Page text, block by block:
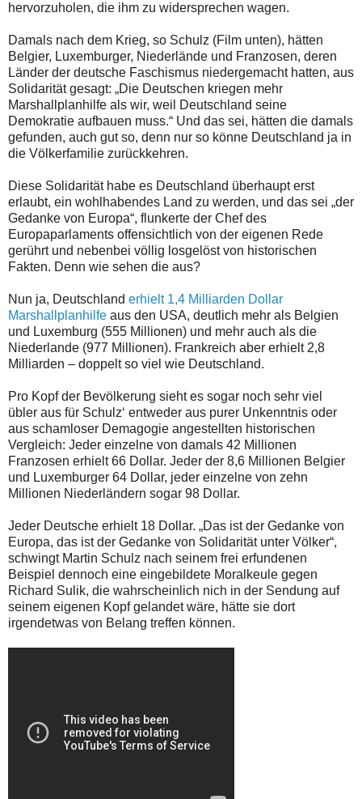
hervorzuholen, die ihm zu widersprechen wagen.
Damals nach dem Krieg, so Schulz (Film unten), hätten
Belgier, Luxemburger, Niederlände und Franzosen, deren
Länder der deutsche Faschismus niedergemacht hatten, aus
Solidarität gesagt: „Die Deutschen kriegen mehr
Marshallplanhilfe als wir, weil Deutschland seine
Demokratie aufbauen muss.“ Und das sei, hätten die damals
gefunden, auch gut so, denn nur so könne Deutschland ja in
die Völkerfamilie zurückkehren.
Diese Solidarität habe es Deutschland überhaupt erst
erlaubt, ein wohlhabendes Land zu werden, und das sei „der
Gedanke von Europa“, flunkerte der Chef des
Europaparlaments offensichtlich von der eigenen Rede
gerührt und nebenbei völlig losgelöst von historischen
Fakten. Denn wie sehen die aus?
Nun ja, Deutschland erhielt 1,4 Milliarden Dollar
Marshallplanhilfe aus den USA, deutlich mehr als Belgien
und Luxemburg (555 Millionen) und mehr auch als die
Niederlande (977 Millionen). Frankreich aber erhielt 2,8
Milliarden – doppelt so viel wie Deutschland.
Pro Kopf der Bevölkerung sieht es sogar noch sehr viel
übler aus für Schulz‘ entweder aus purer Unkenntnis oder
aus schamloser Demagogie angestellten historischen
Vergleich: Jeder einzelne von damals 42 Millionen
Franzosen erhielt 66 Dollar. Jeder der 8,6 Millionen Belgier
und Luxemburger 64 Dollar, jeder einzelne von zehn
Millionen Niederländern sogar 98 Dollar.
Jeder Deutsche erhielt 18 Dollar. „Das ist der Gedanke von
Europa, das ist der Gedanke von Solidarität unter Völker“,
schwingt Martin Schulz nach seinem frei erfundenen
Beispiel dennoch eine eingebildete Moralkeule gegen
Richard Sulik, die wahrscheinlich nich in der Sendung auf
seinem eigenen Kopf gelandet wäre, hätte sie dort
irgendetwas von Belang treffen können.